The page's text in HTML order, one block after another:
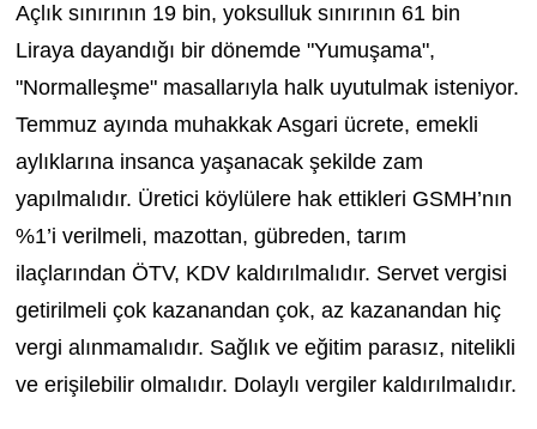
Açlık sınırının 19 bin, yoksulluk sınırının 61 bin
Liraya dayandığı bir dönemde "Yumuşama",
"Normalleşme" masallarıyla halk uyutulmak isteniyor.
Temmuz ayında muhakkak Asgari ücrete, emekli
aylıklarına insanca yaşanacak şekilde zam
yapılmalıdır. Üretici köylülere hak ettikleri GSMH’nın
%1’i verilmeli, mazottan, gübreden, tarım
ilaçlarından ÖTV, KDV kaldırılmalıdır. Servet vergisi
getirilmeli çok kazanandan çok, az kazanandan hiç
vergi alınmamalıdır. Sağlık ve eğitim parasız, nitelikli
ve erişilebilir olmalıdır. Dolaylı vergiler kaldırılmalıdır.